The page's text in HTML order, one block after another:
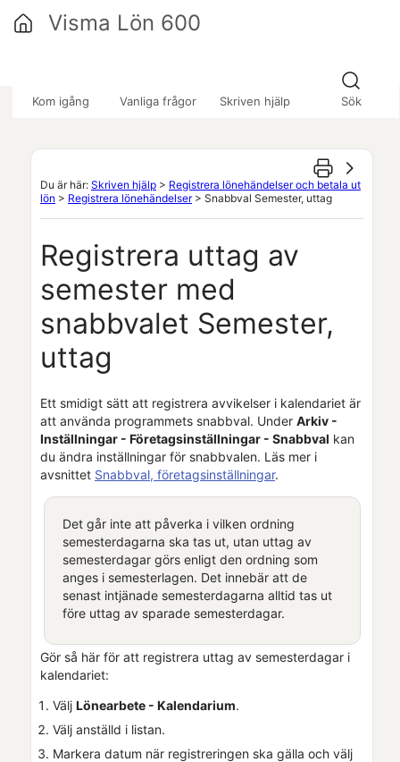
Kom igång Vanliga frågor Skriven hjälp Sök
Visma Lön 600
Du är här: Skriven hjälp > Registrera lönehändelser och betala ut
lön > Registrera lönehändelser> Snabbval Semester, uttag
Registrera uttag av
semester med
snabbvalet Semester,
uttag
Ett smidigt sätt att registrera avvikelser i kalendariet är
att använda programmets snabbval. Under Arkiv -
Inställningar - Företagsinställningar - Snabbval kan
du ändra inställningar för snabbvalen. Läs mer i
avsnittet Snabbval, företagsinställningar.
Det går inte att påverka i vilken ordning
semesterdagarna ska tas ut, utan uttag av
semesterdagar görs enligt den ordning som
anges i semesterlagen. Det innebär att de
senast intjänade semesterdagarna alltid tas ut
före uttag av sparade semesterdagar.
Gör så här för att registrera uttag av semesterdagar i
kalendariet:
Välj Lönearbete - Kalendarium.
Välj anställd i listan.
Markera datum när registreringen ska gälla och välj